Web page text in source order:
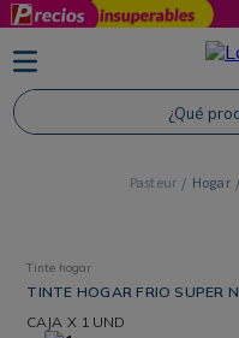
¿Qué producto buscas?
Hogar
Tinte hogar
TINTE HOGAR FRIO SUPER
CAJA X 1 UND
TÉRMINOS MÁS BUSCADOS
1. Protector Solar
2. Shampoo